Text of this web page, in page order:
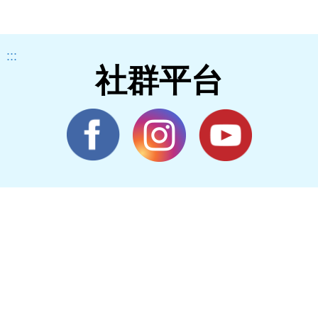
:::
社群平台